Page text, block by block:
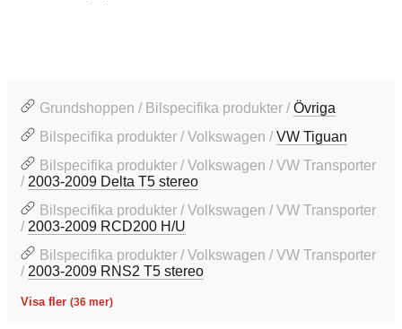
Grundshoppen / Bilspecifika produkter /Övriga
Bilspecifika produkter / Volkswagen /VW Tiguan
Bilspecifika produkter / Volkswagen / VW Transporter
/ 2003-2009 Delta T5 stereo
Bilspecifika produkter / Volkswagen / VW Transporter
/ 2003-2009 RCD200 H/U
Bilspecifika produkter / Volkswagen / VW Transporter
/ 2003-2009 RNS2 T5 stereo
Visa fler (36 mer)